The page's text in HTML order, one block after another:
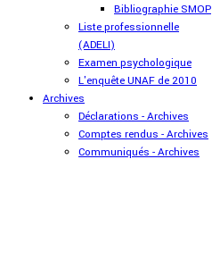
Bibliographie SMOP
Liste professionnelle
(ADELI)
Examen psychologique
L'enquête UNAF de 2010
Archives
Déclarations - Archives
Comptes rendus - Archives
Communiqués - Archives